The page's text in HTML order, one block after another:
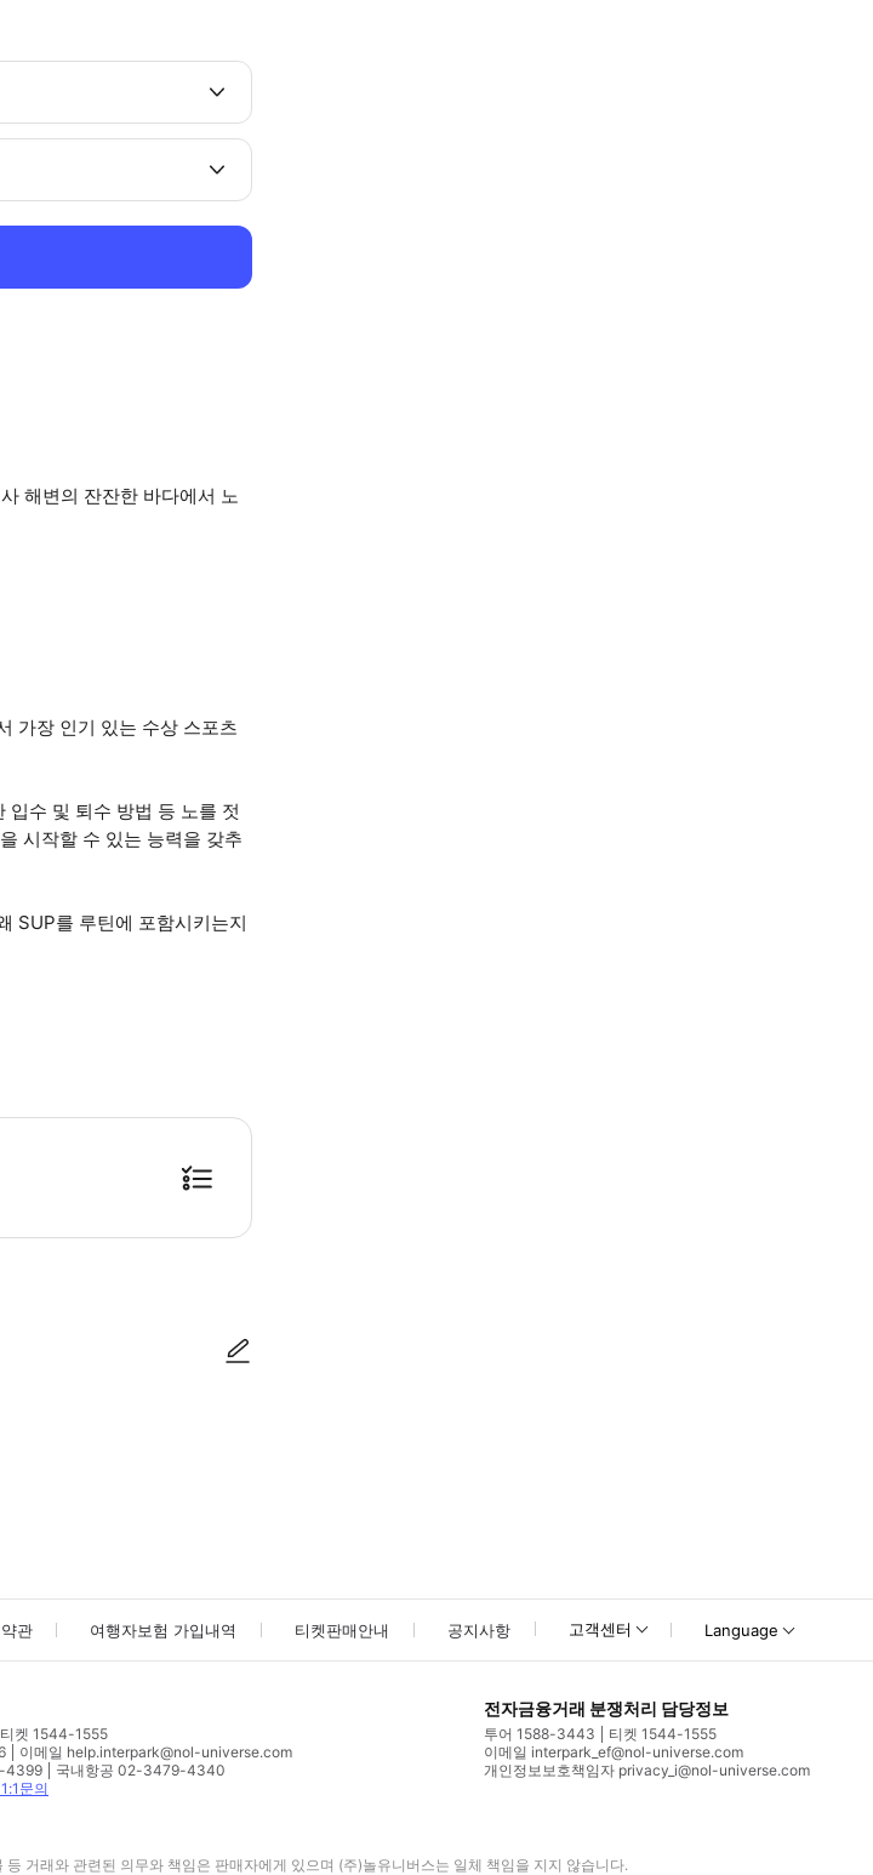
해변의 잔잔한 바다에서 노
가장 인기 있는 수상 스포츠
입수 및 퇴수 방법 등 노를 젓
시작할 수 있는 능력을 갖추
SUP를 루틴에 포함시키는지
시간이 다를 수 있으니, 예약 시 확인 부탁드립니다.)
관 여행자보험 가입내역 티켓판매안내 공지사항 고객센터 Language
티켓 1544-1555
이메일 help.interpark@nol-universe.com
4399
국내항공 02-3479-4340
문의
전자금융거래 분쟁처리 담당정보
투어 1588-3443
티켓 1544-1555
이메일 interpark_ef@nol-universe.com
개인정보보호책임자 privacy_i@nol-universe.com
거래와 관련된 의무와 책임은 판매자에게 있으며 (주)놀유니버스는 일체 책임을 지지 않습니다.